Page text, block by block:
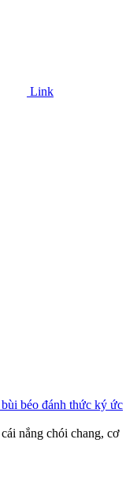
Link
béo đánh thức ký ức
nắng chói chang, cơ